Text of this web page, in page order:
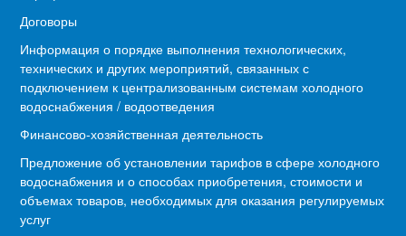
Договоры
Информация о порядке выполнения технологических,
технических и других мероприятий, связанных с
подключением к централизованным системам холодного
водоснабжения / водоотведения
Финансово-хозяйственная деятельность
Предложение об установлении тарифов в сфере холодного
водоснабжения и о способах приобретения, стоимости и
объемах товаров, необходимых для оказания регулируемых
услуг